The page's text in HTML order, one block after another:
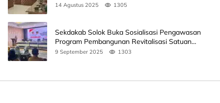
14 Agustus 2025 1305
Sekdakab Solok Buka Sosialisasi Pengawasan
Program Pembangunan Revitalisasi Satuan
Pendidikan
9 September 2025 1303